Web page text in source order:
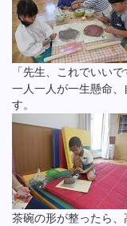
「先生、これでいい
一人一人が一生懸命
す。
茶碗の形が整ったら